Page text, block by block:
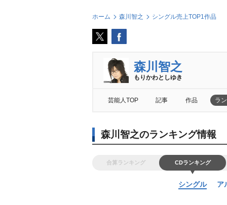
ホーム 森川智之 シングル売上TOP1作品
森川智之
もりかわとしゆき
芸能人TOP 記事 作品 ラ
森川智之のランキング情報
合算ランキング CDランキング
シングル ア